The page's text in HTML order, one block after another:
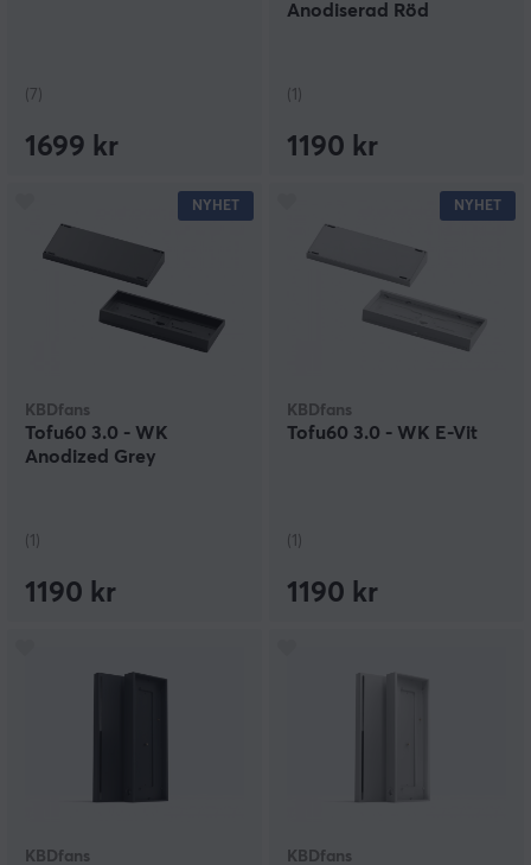
(7)
1699 kr
Anodiserad Röd
(1)
1190 kr
NYHET
KBDfans
Tofu60 3.0 - WK
Anodized Grey
(1)
1190 kr
NYHET
KBDfans
Tofu60 3.0 - WK E-Vit
(1)
1190 kr
KBDfans KBDfans